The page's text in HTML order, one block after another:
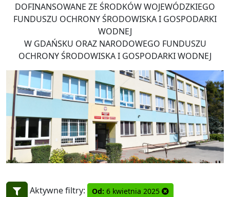
DOFINANSOWANE ZE ŚRODKÓW WOJEWÓDZKIEGO
FUNDUSZU OCHRONY ŚRODOWISKA I GOSPODARKI
WODNEJ
W GDAŃSKU ORAZ NARODOWEGO FUNDUSZU
OCHRONY ŚRODOWISKA I GOSPODARKI WODNEJ
Aktywne filtry: Od: 6 kwietnia 2025